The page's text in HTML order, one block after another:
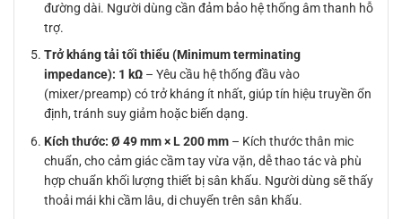
đường dài. Người dùng cần đảm bảo hệ thống âm thanh hỗ
trợ.
Trở kháng tải tối thiểu (Minimum terminating
impedance): 1 kΩ – Yêu cầu hệ thống đầu vào
(mixer/preamp) có trở kháng ít nhất, giúp tín hiệu truyền ổn
định, tránh suy giảm hoặc biến dạng.
Kích thước: Ø 49 mm × L 200 mm – Kích thước thân mic
chuẩn, cho cảm giác cầm tay vừa vặn, dễ thao tác và phù
hợp chuẩn khối lượng thiết bị sân khấu. Người dùng sẽ thấy
thoải mái khi cầm lâu, di chuyển trên sân khấu.